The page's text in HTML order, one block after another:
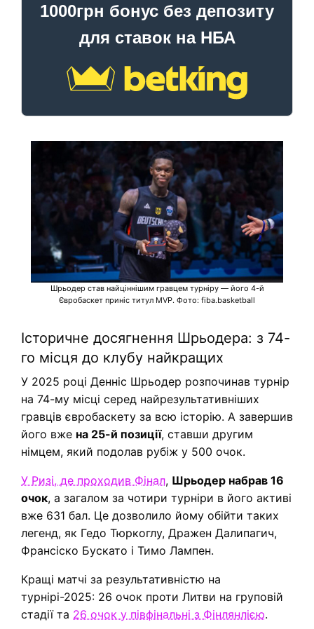
1000грн бонус без депозиту
для ставок на НБА
Шрьодер став найціннішим гравцем турніру — його 4-й
Євробаскет приніс титул MVP. Фото: fiba.basketball
Історичне досягнення Шрьодера: з 74-
го місця до клубу найкращих
У 2025 році Денніс Шрьодер розпочинав турнір
на 74-му місці серед найрезультативніших
гравців євробаскету за всю історію. А завершив
його вже на 25-й позиції, ставши другим
німцем, який подолав рубіж у 500 очок.
У Ризі, де проходив Фінал, Шрьодер набрав 16
очок, а загалом за чотири турніри в його активі
вже 631 бал. Це дозволило йому обійти таких
легенд, як Гедо Тюркоглу, Дражен Далипагич,
Франсіско Бускато і Тимо Лампен.
Кращі матчі за результативністю на
турнірі-2025: 26 очок проти Литви на груповій
стадії та 26 очок у півфінальні з Фінлянлією.